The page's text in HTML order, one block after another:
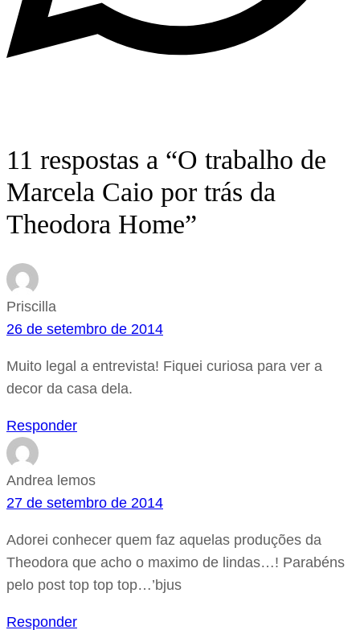
11 respostas a “O trabalho de
Marcela Caio por trás da
Theodora Home”
Priscilla
26 de setembro de 2014
Muito legal a entrevista! Fiquei curiosa para ver a
decor da casa dela.
Responder
Andrea lemos
27 de setembro de 2014
Adorei conhecer quem faz aquelas produções da
Theodora que acho o maximo de lindas…! Parabéns
pelo post top top top…’bjus
Responder